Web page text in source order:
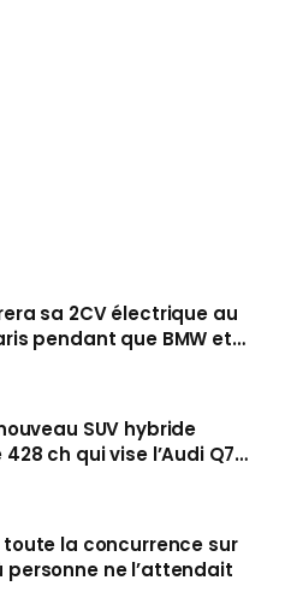
sa 2CV électrique au
pendant que BMW et
salon
SUV hybride
ch qui vise l’Audi Q7
cet automne
la concurrence sur
personne ne l’attendait